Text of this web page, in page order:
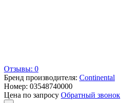
Отзывы: 0
Бренд производителя: Continental
Номер: 03548740000
Цена по запросу Обратный звонок